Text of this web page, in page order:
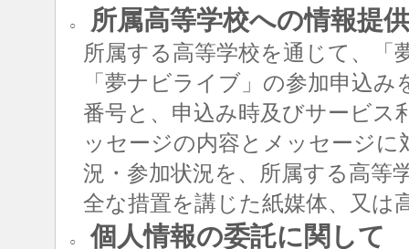
○ 所属高等学校への情報提
所属する高等学校を通じて、「
「夢ナビライブ」の参加申込
番号と、申込み時及びサービス
ッセージの内容とメッセージ
況・参加状況を、所属する高等
全な措置を講じた紙媒体、又は
○ 個人情報の委託に関して